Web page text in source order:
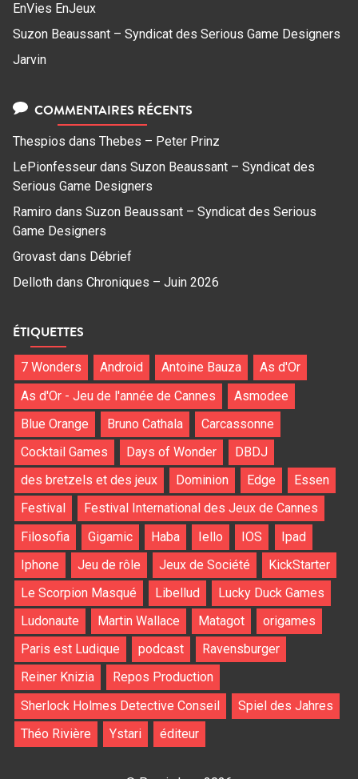
EnVies EnJeux
Suzon Beaussant – Syndicat des Serious Game Designers
Jarvin
COMMENTAIRES RÉCENTS
Thespios dans Thebes – Peter Prinz
LePionfesseur dans Suzon Beaussant – Syndicat des
Serious Game Designers
Ramiro dans Suzon Beaussant – Syndicat des Serious
Game Designers
Grovast dans Débrief
Delloth dans Chroniques – Juin 2026
ÉTIQUETTES
7 Wonders Android Antoine Bauza
As d'Or
As d'Or - Jeu de l'année de Cannes
Asmodee
Blue Orange
Bruno Cathala
Carcassonne
Cocktail Games
Days of Wonder
DBDJ
des bretzels et des jeux
Dominion Edge
Essen
Festival
Festival International des Jeux de Cannes
Filosofia
Gigamic Haba Iello IOS
Ipad
Iphone
Jeu de rôle Jeux de Société
KickStarter
Le Scorpion Masqué
Libellud
Lucky Duck Games
Ludonaute
Martin Wallace Matagot
origames
Paris est Ludique
podcast
Ravensburger
Reiner Knizia
Repos Production
Sherlock Holmes Detective Conseil
Spiel des Jahres
Théo Rivière
Ystari éditeur